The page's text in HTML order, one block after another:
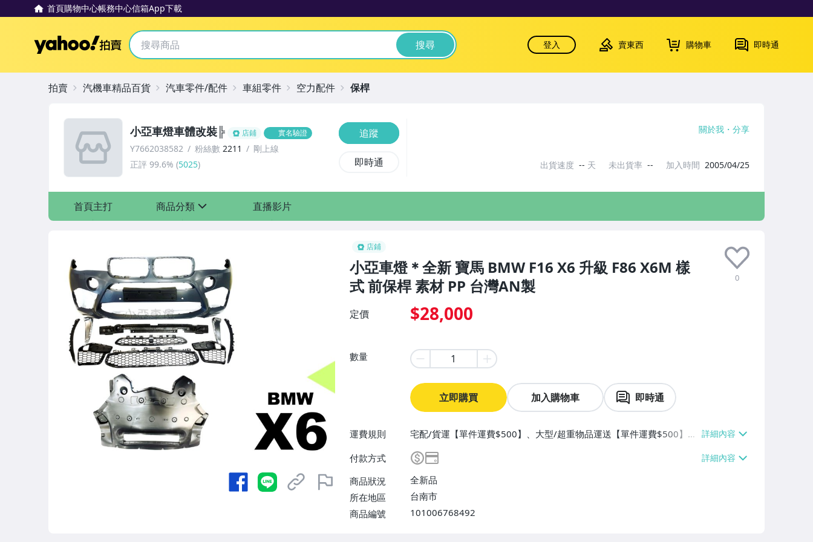
首頁購物中心帳務中心信箱App下載
Yahoo拍賣 搜尋 登入 賣東西 購物車 即時通
店鋪
小亞車燈＊全新 寶馬 BMW F16 X6 升級 F86 X6M 樣
式 前保桿 素材 PP 台灣AN製
0
定價 $28,000
數量
立即購買 加入購物車 即時通
運費規則
宅配/貨運【單件運費$500】、大型/超重物品運送【單件運費$500】、
面交/自取/不寄送【免運費】
付款方式
商品狀況
全新品
所在地區
台南市
商品編號
101006768492
小亞車燈車體改裝╠ 店鋪 實名驗證
Y7662038582 粉絲數 2211
剛上線
正評 99.6% (5025)
追蹤
即時通
關於我 分享
出貨速度 -- 天 未出貨率 -- 加入時間 2005/04/25
首頁主打 商品分類
其他汽車零配件
原廠=規格大燈.正廠大燈
改裝=R8燈眉款DRL大燈
改裝=晶鑽大燈.黑框大燈
改裝=光圈魚眼大燈.一般魚眼大燈
手工改=3D/CCFL/COB光圈魚眼大燈
客製=光圈魚眼導光條日行燈系列
直播影片
拍賣 汽機車精品百貨 汽車零件/配件 車組零件 空力配件 保桿